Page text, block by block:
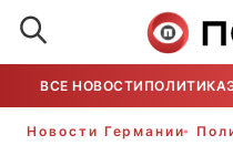
ВСЕ НОВОСТИ ПОЛИТИКА
Новости Германии